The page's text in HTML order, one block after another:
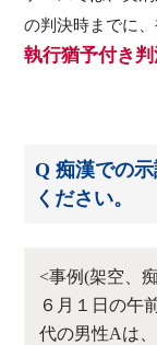
の判決時までに
執行猶予付き
Q 痴漢での
ください。
<事例(架空、
６月１日の午
代の男性Aは